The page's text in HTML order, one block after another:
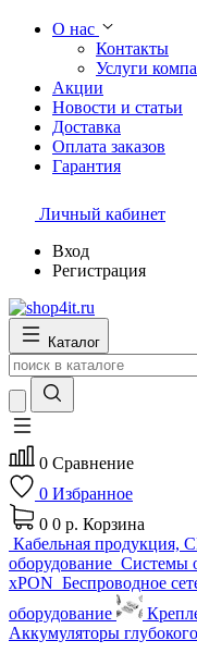
О нас
Контакты
Услуги
Акции
Новости и статьи
Доставка
Оплата заказов
Гарантия
Личный кабинет
Вход
Регистрация
Каталог
0 Сравнение
0 Избранное
0 0 р. Корзина
Кабельная
оборудование Системы
xPON Беспроводное
оборудование
Аккумуляторы